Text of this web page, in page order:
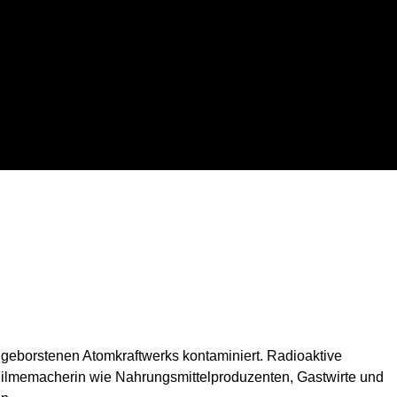
Atomkraftwerks kontaminiert. Radioaktive
wie Nahrungsmittelproduzenten, Gastwirte und